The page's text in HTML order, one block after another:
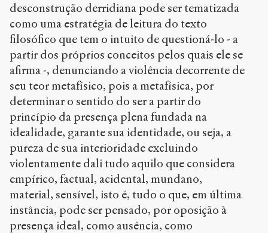
desconstrução derridiana pode ser tematizada
como uma estratégia de leitura do texto
filosófico que tem o intuito de questioná-lo - a
partir dos próprios conceitos pelos quais ele se
afirma -, denunciando a violência decorrente de
seu teor metafísico, pois a metafísica, por
determinar o sentido do ser a partir do
princípio da presença plena fundada na
idealidade, garante sua identidade, ou seja, a
pureza de sua interioridade excluindo
violentamente dali tudo aquilo que considera
empírico, factual, acidental, mundano,
material, sensível, isto é, tudo o que, em última
instância, pode ser pensado, por oposição à
presença ideal, como ausência, como